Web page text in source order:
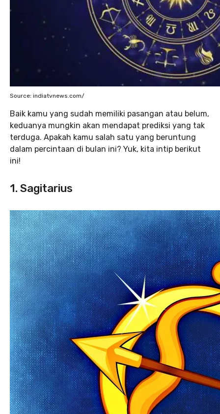
Source: indiatvnews.com/
Baik kamu yang sudah memiliki pasangan atau belum,
keduanya mungkin akan mendapat prediksi yang tak
terduga. Apakah kamu salah satu yang beruntung
dalam percintaan di bulan ini? Yuk, kita intip berikut
ini!
1. Sagitarius